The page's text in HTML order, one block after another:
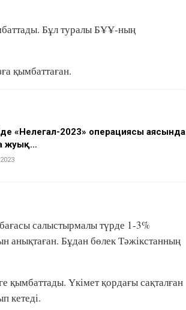
Бұл туралы БҰҰ-ның
қымбаттаған.
«Нелегал-2023» операциясы аясында
жуық…
салыстырмалы түрде 1-3%
анықтаған. Бұдан бөлек Тәжікстанның
қымбаттады. Үкімет қордағы сақталған
кетеді.